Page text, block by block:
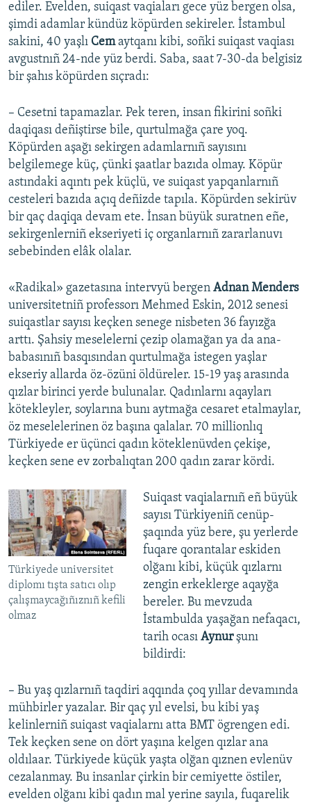
ediler. Evelden, suiqast vaqiaları gece yüz bergen olsa,
şimdi adamlar kündüz köpürden sekireler. İstambul
sakini, 40 yaşlı Cemaytqanı kibi, soñki suiqast vaqiası
avgustnıñ 24-nde yüz berdi. Saba, saat 7-30-da belgisiz
bir şahıs köpürden sıçradı:
– Cesetni tapamazlar. Pek teren, insan fikirini soñki
daqiqası deñiştirse bile, qurtulmağa çare yoq.
Köpürden aşağı sekirgen adamlarnıñ sayısını
belgilemege küç, çünki şaatlar bazıda olmay. Köpür
astındaki aqıntı pek küçlü, ve suiqast yapqanlarnıñ
cesteleri bazıda açıq deñizde tapıla. Köpürden sekirüv
bir qaç daqiqa devam ete. İnsan büyük suratnen eñe,
sekirgenlerniñ ekseriyeti iç organlarnıñ zararlanuvı
sebebinden elâk olalar.
«Radikal» gazetasına intervyü bergen Adnan Menders
universitetniñ professorı Mehmed Eskin, 2012 senesi
suiqastlar sayısı keçken senege nisbeten 36 fayızğa
arttı. Şahsiy meselelerni çezip olamağan ya da ana-
babasınıñ basqısından qurtulmağa istegen yaşlar
ekseriy allarda öz-özüni öldüreler. 15-19 yaş arasında
qızlar birinci yerde bulunalar. Qadınlarnı aqayları
kötekleyler, soylarına bunı aytmağa cesaret etalmaylar,
öz meselelerinen öz başına qalalar. 70 millionlıq
Türkiyede er üçünci qadın köteklenüvden çekişe,
keçken sene ev zorbalıqtan 200 qadın zarar kördi.
Türkiyede universitet
diplomı tışta satıcı olıp
çalışmaycağıñıznıñ kefili
olmaz
Suiqast vaqialarnıñ eñ büyük
sayısı Türkiyeniñ cenüp-
şaqında yüz bere, şu yerlerde
fuqare qorantalar eskiden
olğanı kibi, küçük qızlarnı
zengin erkeklerge aqayğa
bereler. Bu mevzuda
İstambulda yaşağan nefaqacı,
tarih ocası Aynurşunı
bildirdi:
– Bu yaş qızlarnıñ taqdiri aqqında çoq yıllar devamında
mühbirler yazalar. Bir qaç yıl evelsi, bu kibi yaş
kelinlerniñ suiqast vaqialarnı atta BMT ögrengen edi.
Tek keçken sene on dört yaşına kelgen qızlar ana
oldılaar. Türkiyede küçük yaşta olğan qıznen evlenüv
cezalanmay. Bu insanlar çirkin bir cemiyette östiler,
evelden olğanı kibi qadın mal yerine sayıla, fuqarelik